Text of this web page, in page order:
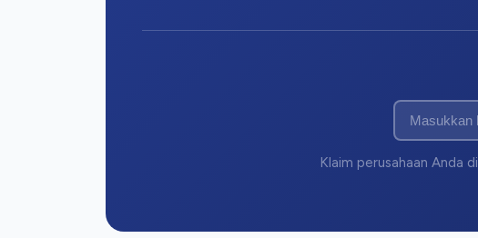
Klaim perusahaan Anda